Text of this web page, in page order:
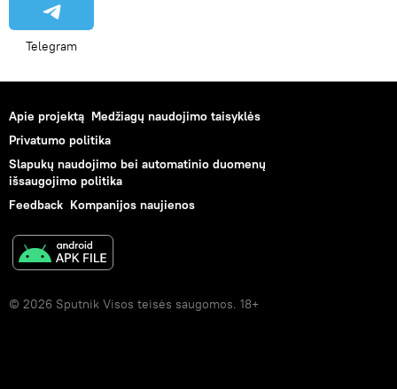
Telegram
Apie projektą Medžiagų naudojimo taisyklės
Privatumo politika
Slapukų naudojimo bei automatinio duomenų
išsaugojimo politika
Feedback Kompanijos naujienos
© 2026 Sputnik Visos teisės saugomos. 18+